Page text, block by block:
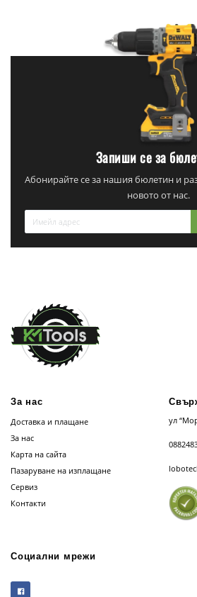
Запиши се за
Абонирайте се за нашия бюлетин и
новото от нас.
За нас
Доставка и плащане
За нас
Карта на сайта
Пазаруване на изплащане
Сервиз
Контакти
ул
Социални мрежи